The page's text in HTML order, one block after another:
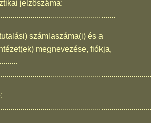
jelzőszáma:
számlaszáma(i) és a
megnevezése, fiókja,